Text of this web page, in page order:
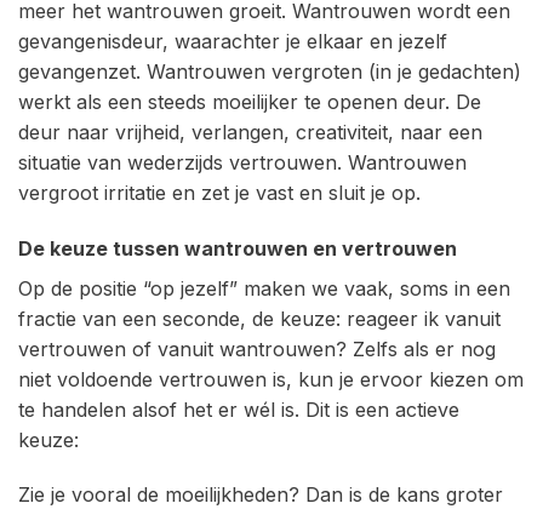
meer het wantrouwen groeit. Wantrouwen wordt een
gevangenisdeur, waarachter je elkaar en jezelf
gevangenzet. Wantrouwen vergroten (in je gedachten)
werkt als een steeds moeilijker te openen deur. De
deur naar vrijheid, verlangen, creativiteit, naar een
situatie van wederzijds vertrouwen. Wantrouwen
vergroot irritatie en zet je vast en sluit je op.
De keuze tussen wantrouwen en vertrouwen
Op de positie “op jezelf” maken we vaak, soms in een
fractie van een seconde, de keuze: reageer ik vanuit
vertrouwen of vanuit wantrouwen? Zelfs als er nog
niet voldoende vertrouwen is, kun je ervoor kiezen om
te handelen alsof het er wél is. Dit is een actieve
keuze:
Zie je vooral de moeilijkheden? Dan is de kans groter